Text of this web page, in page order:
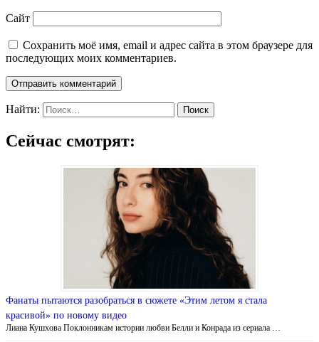
Сайт
Сохранить моё имя, email и адрес сайта в этом браузере для
последующих моих комментариев.
Найти:
Сейчас смотрят:
Фанаты пытаются разобраться в сюжете «Этим летом я стала
красивой» по новому видео
Лиана Кушхова Поклонникам истории любви Белли и Конрада из сериала …